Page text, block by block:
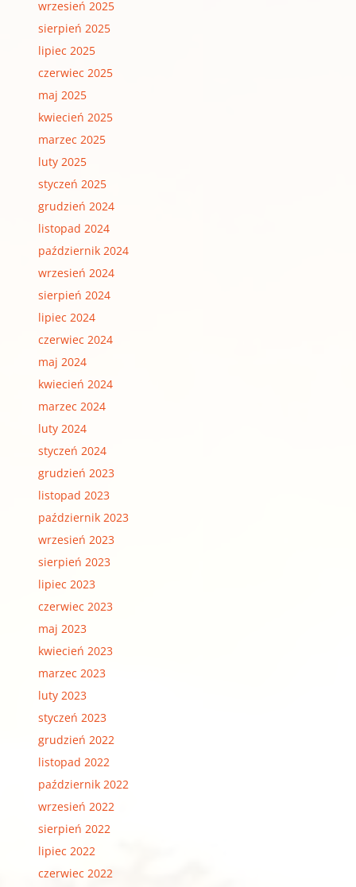
wrzesień 2025
sierpień 2025
lipiec 2025
czerwiec 2025
maj 2025
kwiecień 2025
marzec 2025
luty 2025
styczeń 2025
grudzień 2024
listopad 2024
październik 2024
wrzesień 2024
sierpień 2024
lipiec 2024
czerwiec 2024
maj 2024
kwiecień 2024
marzec 2024
luty 2024
styczeń 2024
grudzień 2023
listopad 2023
październik 2023
wrzesień 2023
sierpień 2023
lipiec 2023
czerwiec 2023
maj 2023
kwiecień 2023
marzec 2023
luty 2023
styczeń 2023
grudzień 2022
listopad 2022
październik 2022
wrzesień 2022
sierpień 2022
lipiec 2022
czerwiec 2022